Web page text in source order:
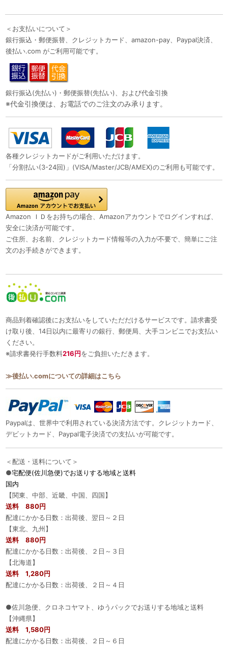
＜お支払いについて＞
銀行振込・郵便振替、クレジットカード、amazon-pay、Paypal決済、
後払い.com がご利用可能です。
銀行振込(先払い)・郵便振替(先払い)、および代金引換
※代金引換便は、お電話でのご注文のみ承ります。
各種クレジットカードがご利用いただけます。
「分割払い(3-24回)」(VISA/Master/JCB/AMEX)のご利用も可能です。
Amazon ＩＤをお持ちの場合、Amazonアカウントでログインすれば、
安全に決済が可能です。
ご住所、お名前、クレジットカード情報等の入力が不要で、簡単にご注
文のお手続きができます。
商品到着確認後にお支払いをしていただだけるサービスです。請求書受
け取り後、14日以内に最寄りの銀行、郵便局、大手コンビニでお支払い
ください。
※請求書発行手数料216円をご負担いただきます。
≫後払い.comについての詳細はこちら
Paypalは、世界中で利用されている決済方法です。クレジットカード、
デビットカード、Paypal電子決済での支払いが可能です。
＜配送・送料について＞
●宅配便(佐川急便)でお送りする地域と送料
国内
【関東、中部、近畿、中国、四国】
送料 880円
配達にかかる日数：出荷後、翌日～２日
【東北、九州】
送料 880円
配達にかかる日数：出荷後、２日～３日
【北海道】
送料 1,280円
配達にかかる日数：出荷後、２日～４日
●佐川急便、クロネコヤマト、ゆうパックでお送りする地域と送料
【沖縄県】
送料 1,580円
配達にかかる日数：出荷後、２日～６日